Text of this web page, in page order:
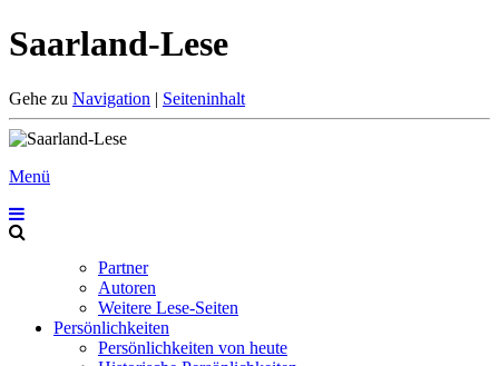
Saarland-Lese
Gehe zu Navigation | Seiteninhalt
Menü
Partner
Autoren
Weitere Lese-Seiten
Persönlichkeiten
Persönlichkeiten von heute